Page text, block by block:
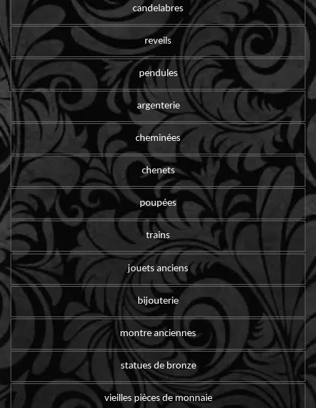
candelabres
reveils
pendules
argenterie
cheminées
chenets
poupées
trains
jouets anciens
bijouterie
montre anciennes
statues de bronze
vieilles pièces de monnaie